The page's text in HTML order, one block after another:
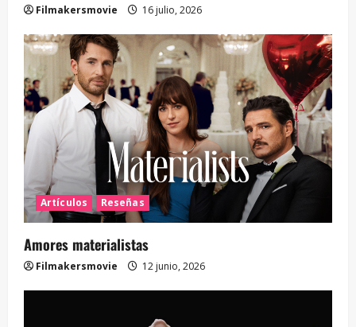
Filmakersmovie 16 julio, 2026
Artículos Reseñas
Amores materialistas
Filmakersmovie 12 junio, 2026